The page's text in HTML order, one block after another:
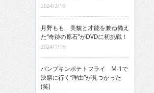
2024/2/16
月野もも 美貌と才能を兼ね備え
た“奇跡の原石”がDVDに初挑戦！
2024/1/16
パンプキンポテトフライ M-1で
決勝に行く“理由”が見つかった
(笑)